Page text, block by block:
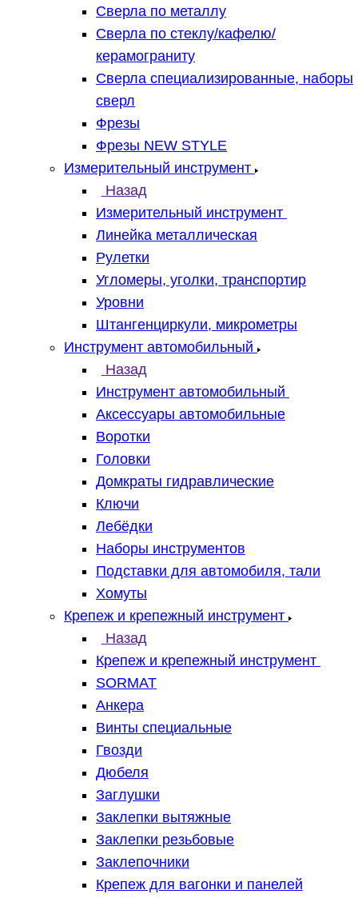
Сверла по металлу
Сверла по стеклу/кафелю/
керамограниту
Сверла специализированные, наборы
сверл
Фрезы
Фрезы NEW STYLE
Измерительный инструмент
Назад
Измерительный инструмент
Линейка металлическая
Рулетки
Угломеры, уголки, транспортир
Уровни
Штангенциркули, микрометры
Инструмент автомобильный
Назад
Инструмент автомобильный
Аксессуары автомобильные
Воротки
Головки
Домкраты гидравлические
Ключи
Лебёдки
Наборы инструментов
Подставки для автомобиля, тали
Хомуты
Крепеж и крепежный инструмент
Назад
Крепеж и крепежный инструмент
SORMAT
Анкера
Винты специальные
Гвозди
Дюбеля
Заглушки
Заклепки вытяжные
Заклепки резьбовые
Заклепочники
Крепеж для вагонки и панелей